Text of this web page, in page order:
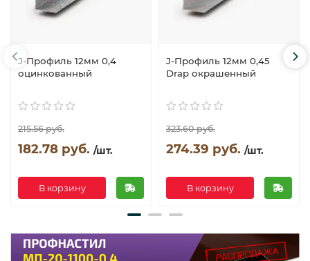
J-Профиль 12мм 0,4
оцинкованный
215.56 руб.
182.78 руб. /шт.
В корзину
J-Профиль 12мм 0,45
Drap окрашенный
323.60 руб.
274.39 руб. /шт.
В корзину